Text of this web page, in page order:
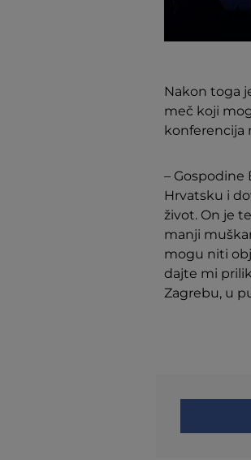
Nakon toga
meč koji
konferencija
– Gospodine
Hrvatsku i
život. On je
manji
mogu niti
dajte mi
Zagrebu, u